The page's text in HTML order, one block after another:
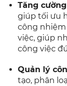
Tăng
giúp tối ưu
công
việc, giúp
công việc
Quản lý
tạo, phân